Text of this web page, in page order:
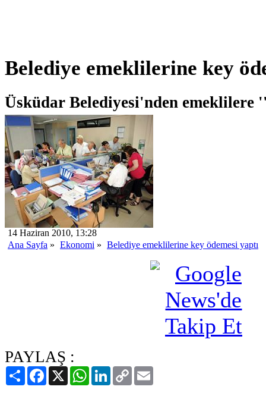
Belediye emeklilerine key
Üsküdar Belediyesi'nden emeklilere
14 Haziran 2010, 13:28
Ana Sayfa » Ekonomi » Belediye emeklilerine key ödemesi yaptı
PAYLAŞ :
PaylaşFacebook
X WhatsAppLinkedIn
Copy
Link